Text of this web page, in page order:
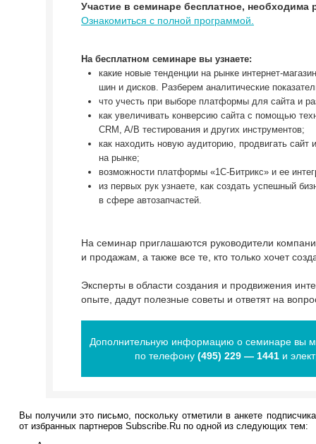
Участие в семинаре бесплатное, необходима
Ознакомиться с полной программой.
На бесплатном семинаре вы узнаете:
какие новые тенденции на рынке интернет-
шин и дисков. Разберем аналитические
что учесть при выборе платформы для сайта и
как увеличивать конверсию сайта с помощью
CRM, A/B тестирования и других инструментов;
как находить новую аудиторию, продвигать сайт
на рынке;
возможности платформы «1С-Битрикс» и ее
из первых рук узнаете, как создать успешный
в сфере автозапчастей.
На семинар приглашаются руководители
и продажам, а также все те, кто только хочет
Эксперты в области создания и продвижения
опыте, дадут полезные советы и ответят на
Дополнительную информацию о семинаре вы
по телефону (495) 229 — 1441 и
Вы получили это письмо, поскольку отметили в анкете
от избранных партнеров Subscribe.Ru по одной из следующих тем: